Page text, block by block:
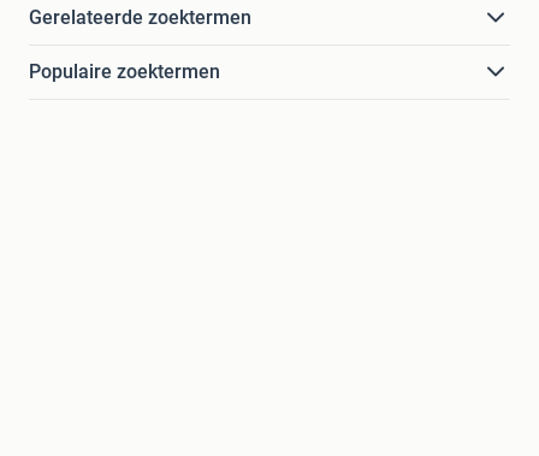
Gerelateerde zoektermen
Populaire zoektermen